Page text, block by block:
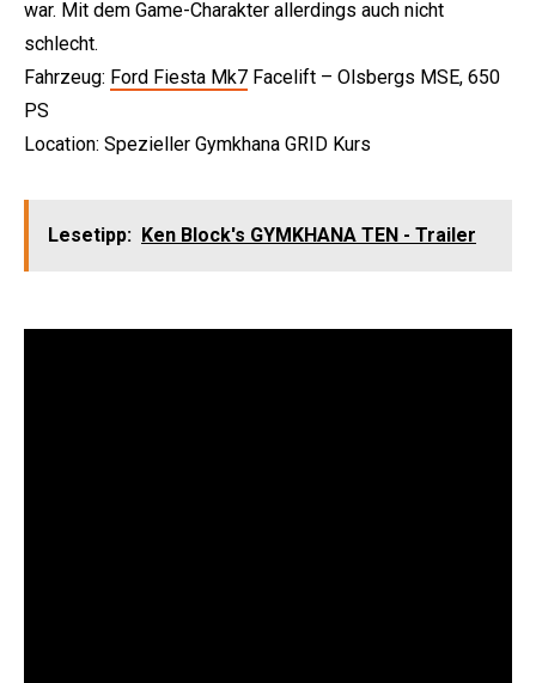
war. Mit dem Game-Charakter allerdings auch nicht
schlecht.
Fahrzeug: Ford Fiesta Mk7 Facelift – Olsbergs MSE, 650
PS
Location: Spezieller Gymkhana GRID Kurs
Lesetipp: Ken Block's GYMKHANA TEN - Trailer